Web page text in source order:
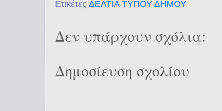
Ετικέτες ΔΕΛΤΙΑ ΤΥΠΟΥ ΔΗΜΟΥ
Δεν υπάρχουν σχόλια:
Δημοσίευση σχολίου